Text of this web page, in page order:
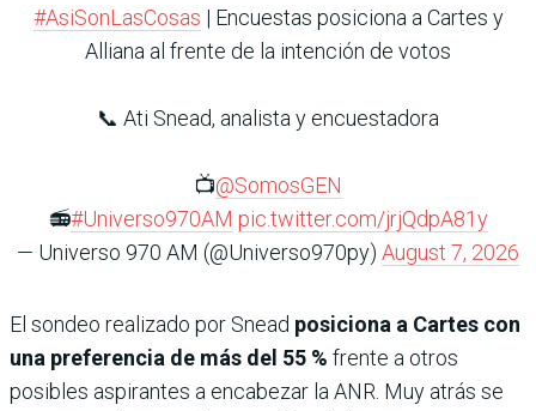
#AsiSonLasCosas | Encuestas posiciona a Cartes y
Alliana al frente de la intención de votos
📞 Ati Snead, analista y encuestadora
📺@SomosGEN
📻#Universo970AM pic.twitter.com/jrjQdpA81y
— Universo 970 AM (@Universo970py) August 7, 2026
El sondeo realizado por Snead posiciona a Cartes con
una preferencia de más del 55 % frente a otros
posibles aspirantes a encabezar la ANR. Muy atrás se